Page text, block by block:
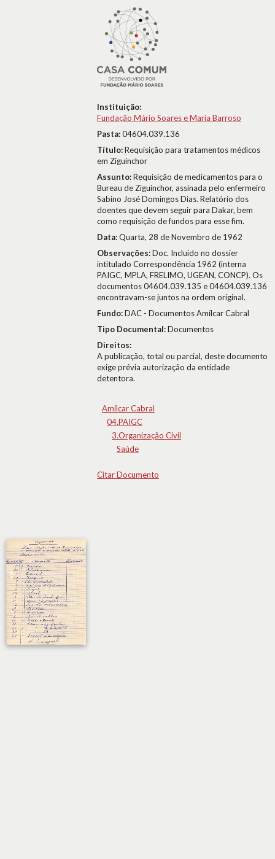
Instituição:
Fundação Mário Soares e Maria Barroso
Pasta:04604.039.136
Título:Requisição para tratamentos médicos
em Ziguinchor
Assunto:Requisição de medicamentos para o
Bureau de Ziguinchor, assinada pelo enfermeiro
Sabino José Domingos Dias. Relatório dos
doentes que devem seguir para Dakar, bem
como requisição de fundos para esse fim.
Data:Quarta, 28 de Novembro de 1962
Observações:Doc. Incluído no dossier
intitulado Correspondência 1962 (interna
PAIGC, MPLA, FRELIMO, UGEAN, CONCP). Os
documentos 04604.039.135 e 04604.039.136
encontravam-se juntos na ordem original.
Fundo:DAC - Documentos Amílcar Cabral
Tipo Documental:Documentos
Direitos:
A publicação, total ou parcial, deste documento
exige prévia autorização da entidade
detentora.
Amílcar Cabral
04.PAIGC
3.Organização Civil
Saúde
Citar Documento